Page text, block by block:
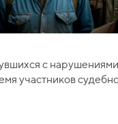
с нарушениями
участников